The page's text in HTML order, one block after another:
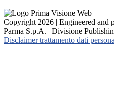
Copyright 2026 | Engineered and
Parma S.p.A. | Divisione
Disclaimer trattamento dati